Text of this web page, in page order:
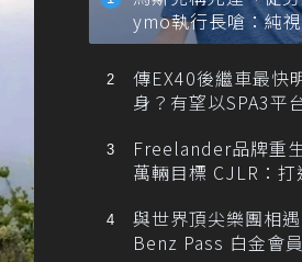
ymo執行長嗆：純
自動駕駛
傳EX40後繼車最快
身？有望以SPA3平
Freelander品牌重
萬輛目標 CJLR：打
與世界頂尖樂團相
Benz Pass 白金會